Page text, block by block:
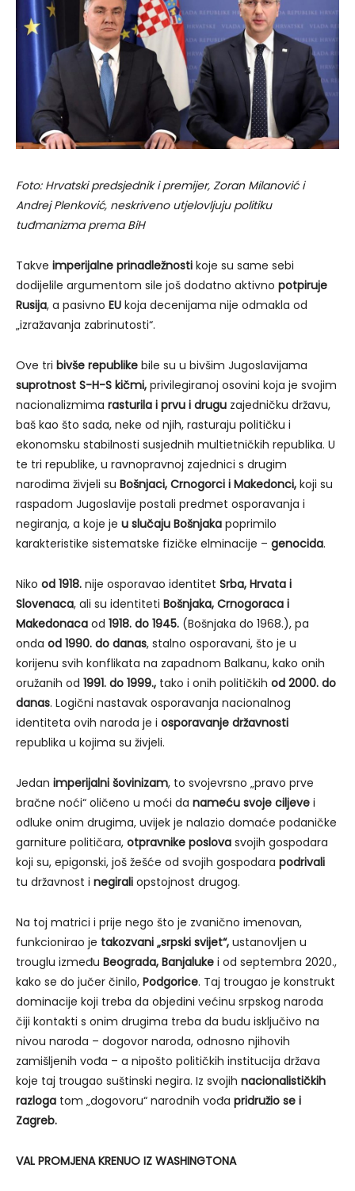
Foto: Hrvatski predsjednik i premijer, Zoran Milanović i
Andrej Plenković, neskriveno utjelovljuju politiku
tuđmanizma prema BiH
Takve imperijalne prinadležnosti koje su same sebi
dodijelile argumentom sile još dodatno aktivno potpiruje
Rusija, a pasivno EU koja decenijama nije odmakla od
„izražavanja zabrinutosti“.
Ove tri bivše republike bile su u bivšim Jugoslavijama
suprotnost S-H-S kičmi, privilegiranoj osovini koja je svojim
nacionalizmima rasturila i prvu i drugu zajedničku državu,
baš kao što sada, neke od njih, rasturaju političku i
ekonomsku stabilnosti susjednih multietničkih republika. U
te tri republike, u ravnopravnoj zajednici s drugim
narodima živjeli su Bošnjaci, Crnogorci i Makedonci, koji su
raspadom Jugoslavije postali predmet osporavanja i
negiranja, a koje je u slučaju Bošnjaka poprimilo
karakteristike sistematske fizičke elminacije – genocida.
Niko od 1918. nije osporavao identitet Srba, Hrvata i
Slovenaca, ali su identiteti Bošnjaka, Crnogoraca i
Makedonaca od 1918. do 1945. (Bošnjaka do 1968.), pa
onda od 1990. do danas, stalno osporavani, što je u
korijenu svih konflikata na zapadnom Balkanu, kako onih
oružanih od 1991. do 1999., tako i onih političkih od 2000. do
danas. Logični nastavak osporavanja nacionalnog
identiteta ovih naroda je i osporavanje državnosti
republika u kojima su živjeli.
Jedan imperijalni šovinizam, to svojevrsno „pravo prve
bračne noći“ oličeno u moći da nameću svoje ciljeve i
odluke onim drugima, uvijek je nalazio domaće podaničke
garniture političara, otpravnike poslova svojih gospodara
koji su, epigonski, još žešće od svojih gospodara podrivali
tu državnost i negirali opstojnost drugog.
Na toj matrici i prije nego što je zvanično imenovan,
funkcionirao je takozvani „srpski svijet“, ustanovljen u
trouglu između Beograda, Banjaluke i od septembra 2020.,
kako se do jučer činilo, Podgorice. Taj trougao je konstrukt
dominacije koji treba da objedini većinu srpskog naroda
čiji kontakti s onim drugima treba da budu isključivo na
nivou naroda – dogovor naroda, odnosno njihovih
zamišljenih vođa – a nipošto političkih institucija država
koje taj trougao suštinski negira. Iz svojih nacionalističkih
razloga tom „dogovoru“ narodnih vođa pridružio se i
Zagreb.
VAL PROMJENA KRENUO IZ WASHINGTONA